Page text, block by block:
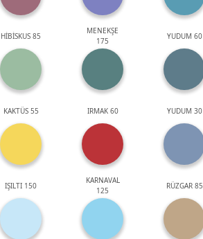
HİBİSKUS 85
MENEKŞE
175
YUDUM 60
KAKTÜS 55 IRMAK 60 YUDUM 30
IŞILTI 150
KARNAVAL
125
RÜZGAR 85